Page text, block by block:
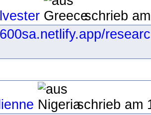
schrieb
schrieb am